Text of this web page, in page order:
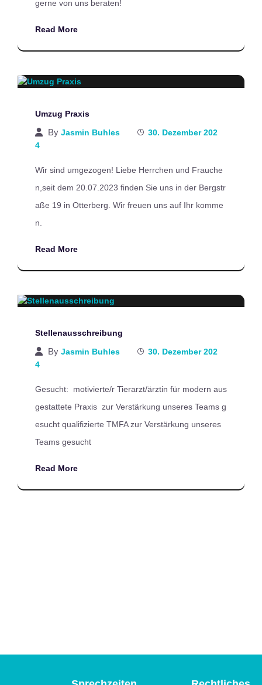
gerne von uns beraten!
Read More
Umzug Praxis
By Jasmin Buhles
30. Dezember 202
4
Wir sind umgezogen! Liebe Herrchen und Frauche
n,seit dem 20.07.2023 finden Sie uns in der Bergstr
aße 19 in Otterberg. Wir freuen uns auf Ihr komme
n.
Read More
Stellenausschreibung
By Jasmin Buhles
30. Dezember 202
4
Gesucht: motivierte/r Tierarzt/ärztin für modern aus
gestattete Praxis zur Verstärkung unseres Teams g
esucht qualifizierte TMFA zur Verstärkung unseres
Teams gesucht
Read More